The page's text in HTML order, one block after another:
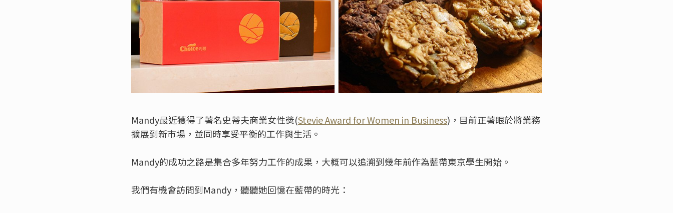
Mandy最近獲得了著名史蒂夫商業女性獎(Stevie Award for Women in Business)，目前正著眼於將業務
擴展到新市場，並同時享受平衡的工作與生活。
Mandy的成功之路是集合多年努力工作的成果，大概可以追溯到幾年前作為藍帶東京學生開始。
我們有機會訪問到Mandy，聽聽她回憶在藍帶的時光：